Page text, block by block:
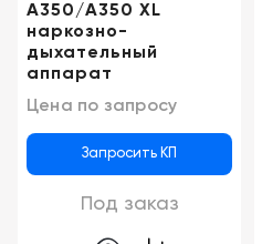
A350/A350 XL
наркозно-
дыхательный
аппарат
Цена по запросу
Запросить КП
Под заказ